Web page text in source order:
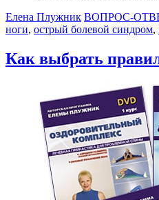
Елена Плужник ВОПРОС-
ноги, острый болевой синдром,
Как выбрать